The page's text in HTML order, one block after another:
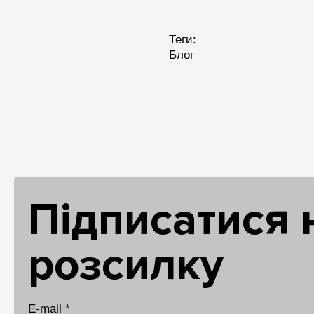
Теги:
Блог
Підписатися
розсилку
E-mail *